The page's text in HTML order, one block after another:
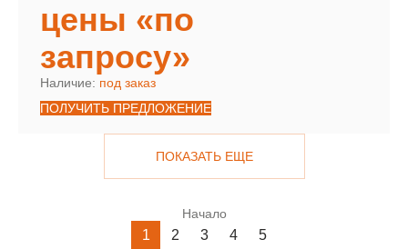
цены «по
запросу»
Наличие: под заказ
ПОЛУЧИТЬ ПРЕДЛОЖЕНИЕ
ПОКАЗАТЬ ЕЩЕ
Начало
1 2 3 4
5